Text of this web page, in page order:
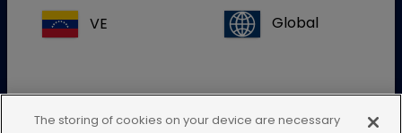
Gelieve onze klantenservice te contacteren voor meer
info
VE Global
The storing of cookies on your device are necessary